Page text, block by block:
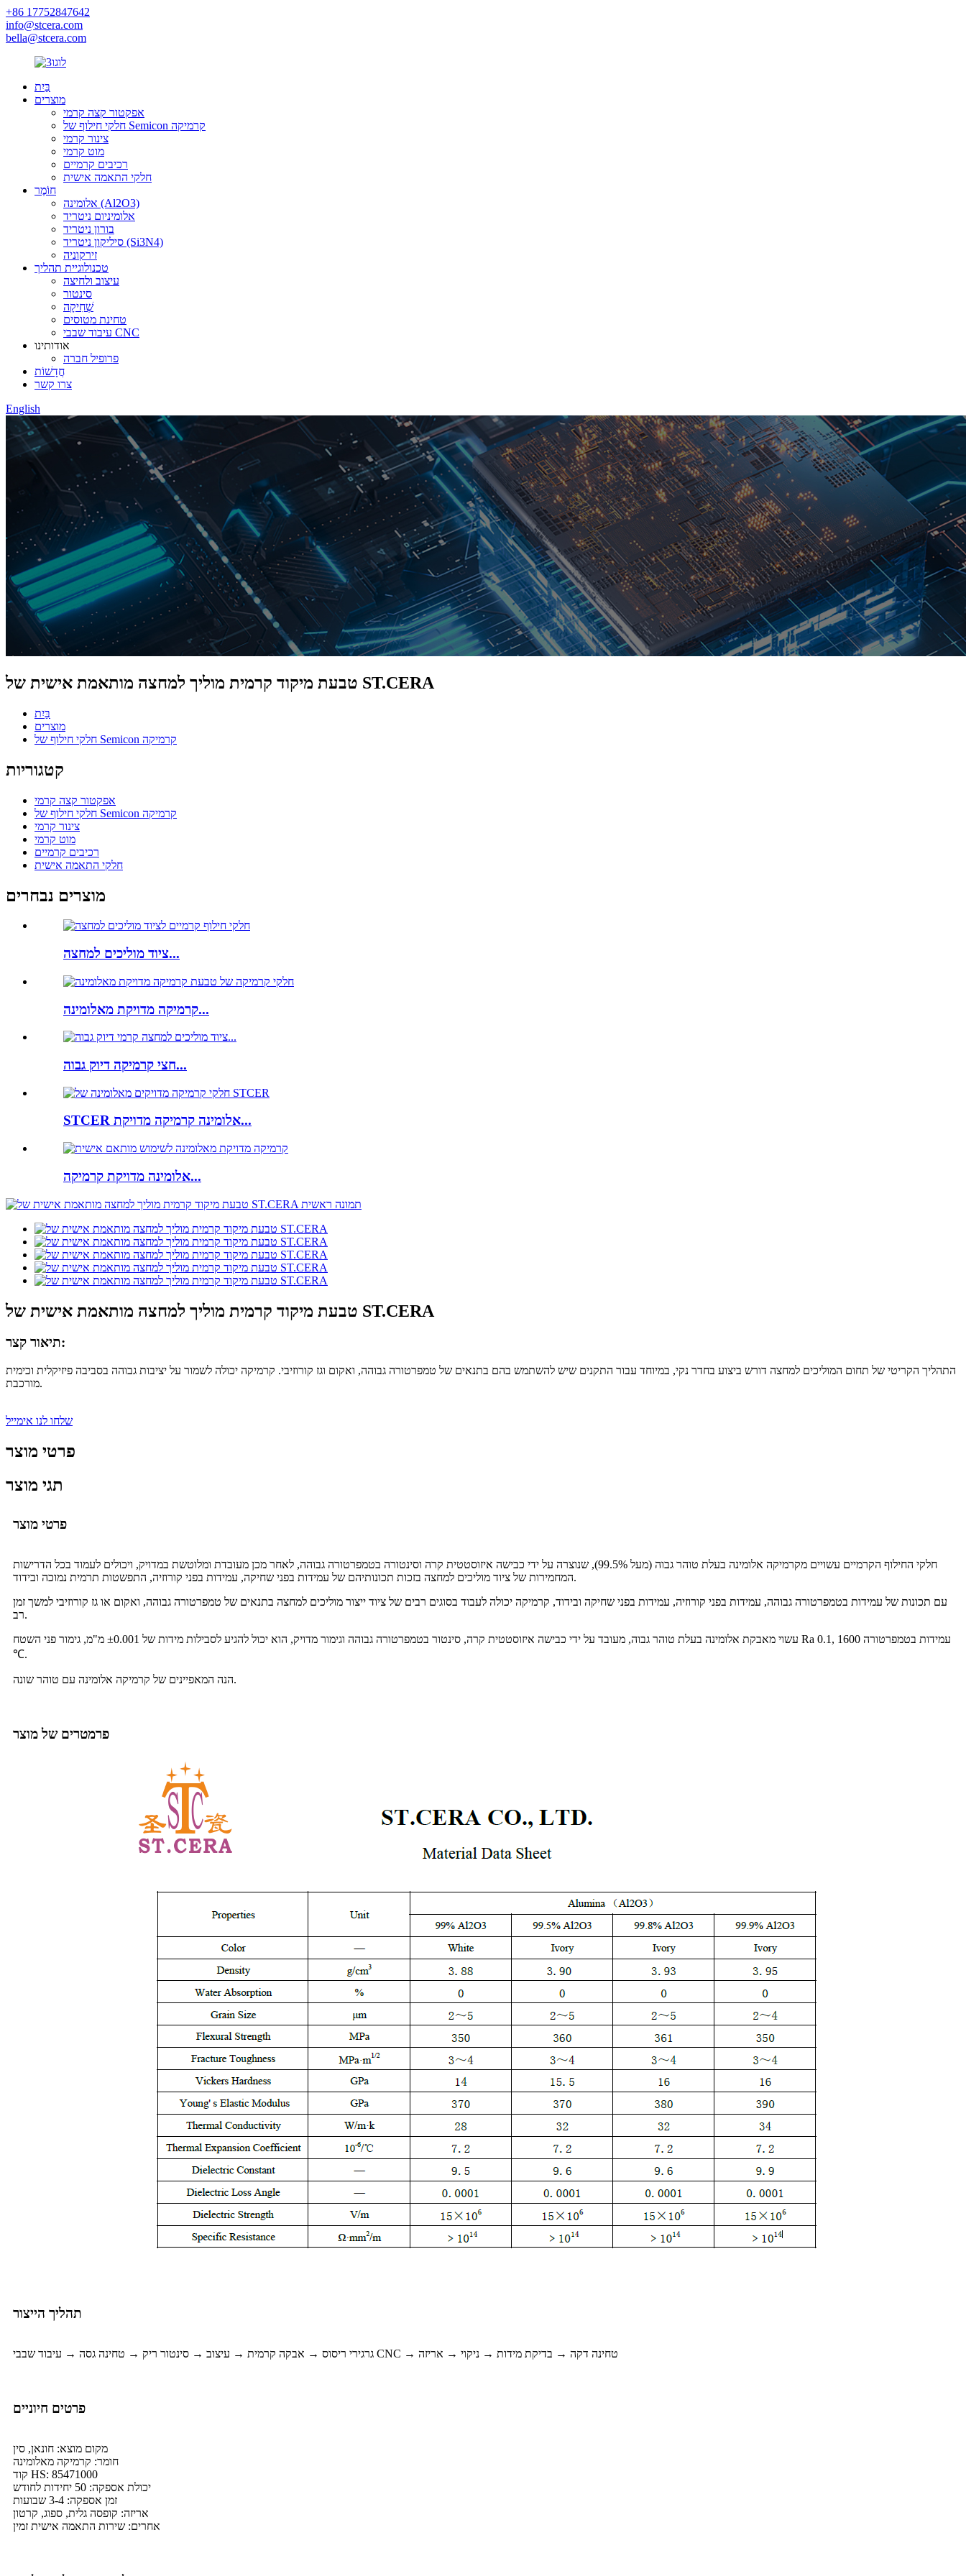
+86 17752847642
info@stcera.com
bella@stcera.com
בַּיִת
מוצרים
אפקטור קצה קרמי
חלקי חילוף של Semicon קרמיקה
צינור קרמי
מוט קרמי
רכיבים קרמיים
חלקי התאמה אישית
חוֹמֶר
אלומינה (Al2O3)
אלומיניום ניטריד
בורון ניטריד
סיליקון ניטריד (Si3N4)
זירקוניה
טכנולוגיית תהליך
עיצוב ולחיצה
סינטור
שְׁחִיקָה
טחינת מטוסים
עיבוד שבבי CNC
אודותינו
פרופיל חברה
חֲדָשׁוֹת
צרו קשר
English
טבעת מיקוד קרמית מוליך למחצה מותאמת אישית של ST.CERA
בַּיִת
מוצרים
חלקי חילוף של Semicon קרמיקה
קטגוריות
אפקטור קצה קרמי
חלקי חילוף של Semicon קרמיקה
צינור קרמי
מוט קרמי
רכיבים קרמיים
חלקי התאמה אישית
מוצרים נבחרים
ציוד מוליכים למחצה...
קרמיקה מדויקת מאלומינה...
חצי קרמיקה דיוק גבוה...
STCER אלומינה קרמיקה מדויקת...
אלומינה מדויקת קרמיקה...
טבעת מיקוד קרמית מוליך למחצה מותאמת אישית של ST.CERA
תיאור קצר:
התהליך הקריטי של תחום המוליכים למחצה דורש ביצוע בחדר נקי, במיוחד עבור התקנים שיש להשתמש בהם בתנאים של טמפרטורה גבוהה, ואקום וגז קורוזיבי. קרמיקה יכולה לשמור על יציבות גבוהה בסביבה פיזיקלית וכימית
מורכבת.
שלחו לנו אימייל
פרטי מוצר
תגי מוצר
פרטי מוצר
חלקי החילוף הקרמיים עשויים מקרמיקה אלומינה בעלת טוהר גבוה (מעל 99.5%), שנוצרה על ידי כבישה איזוסטטית קרה וסינטורה בטמפרטורה גבוהה, לאחר מכן מעובדת ומלוטשת במדויק, ויכולים לעמוד בכל הדרישות
המחמירות של ציוד מוליכים למחצה בזכות תכונותיהם של עמידות בפני שחיקה, עמידות בפני קורוזיה, התפשטות תרמית נמוכה ובידוד.
עם תכונות של עמידות בטמפרטורה גבוהה, עמידות בפני קורוזיה, עמידות בפני שחיקה ובידוד, קרמיקה יכולה לעבוד בסוגים רבים של ציוד ייצור מוליכים למחצה בתנאים של טמפרטורה גבוהה, ואקום או גז קורוזיבי למשך זמן
רב.
עשוי מאבקת אלומינה בעלת טוהר גבוה, מעובד על ידי כבישה איזוסטטית קרה, סינטור בטמפרטורה גבוהה וגימור מדויק, הוא יכול להגיע לסבילות מידות של ±0.001 מ"מ, גימור פני השטח Ra 0.1, עמידות בטמפרטורה 1600
℃.
הנה המאפיינים של קרמיקה אלומינה עם טוהר שונה.
פרמטרים של מוצר
תהליך הייצור
גרגירי ריסוס → אבקה קרמית → עיצוב → סינטור ריק → טחינה גסה → עיבוד שבבי CNC → טחינה דקה → בדיקת מידות → ניקוי → אריזה
פרטים חיוניים
מקום מוצא: חונאן, סין
חומר: קרמיקה מאלומינה
קוד HS: 85471000
יכולת אספקה: 50 יחידות לחודש
זמן אספקה: 3-4 שבועות
אריזה: קופסה גלית, ספוג, קרטון
אחרים: שירות התאמה אישית זמין